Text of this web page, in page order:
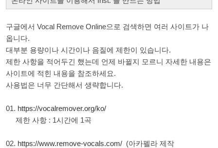
구글에서 Vocal Remove Online으로 검색하면 여러 사이트가 나
옵니다.
대부분 용량이나 시간이나 음질에 제한이 있습니다.
제한 사항을 적어두긴 했는데 언제 바뀔지 모르니 자세한 내용은
사이트에 적힌 내용을 참조하세요.
사용법은 너무 간단해서 생략합니다.
01. https://vocalremover.org/ko/
제한 사항 : 1시간에 1곡
02. https://www.remove-vocals.com/ (아카펠라 제작